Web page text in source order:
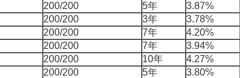
200/200 5年 3.87%
200/200 3年 3.78%
200/200 7年 4.20%
200/200 7年 3.94%
200/200 10年 4.27%
200/200 5年 3.80%